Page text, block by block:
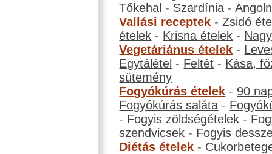
Tőkehal - Szardínia -
Vallási receptek -Zsidó
ételek - Krisna ételek -
Vegetáriánus ételek -
Egytálétel - Feltét - Kása,
sütemény
Fogyókúrás ételek - 90
Fogyókúrás saláta -
- Fogyis zöldségételek -
szendvicsek - Fogyis
Diétás ételek -